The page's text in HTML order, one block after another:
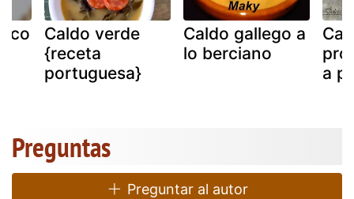
Caldo verde
{receta
portuguesa}
Caldo gallego a
lo berciano
a
Preguntas
Preguntar al autor